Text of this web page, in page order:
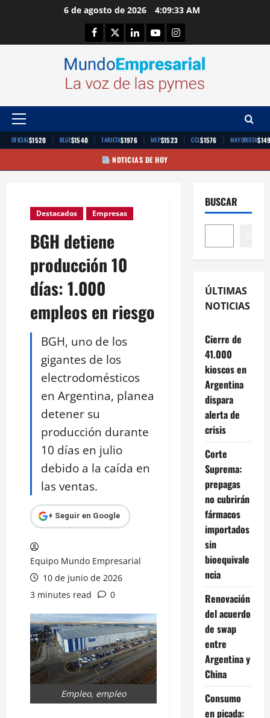
6 de agosto de 2026 4:09:33 AM
Facebook
TwitterLinkedinYoutubeInstagram
Menú
principal
OFICIAL$1520 | BLUE$1540 | TARJETA$1976 | MEP$1523 | CCL$1576 | MAYORISTA
NOTICIAS DE HOY
Destacados Empresas
BGH detiene
producción 10
días: 1.000
empleos en riesgo
BGH, uno de los
gigantes de los
electrodomésticos
en Argentina, planea
detener su
producción durante
10 días en julio
debido a la caída en
las ventas.
+ Seguir en Google
Equipo Mundo Empresarial
10 de junio de 2026
3 minutes read
0
Empleo, empleo
BUSCAR
ÚLTIMAS
NOTICIAS
Cierre de
41.000
kioscos en
Argentina
dispara
alerta de
crisis
Corte
Suprema:
prepagas
no cubrirán
fármacos
importados
sin
bioequivale
ncia
Renovación
del acuerdo
de swap
entre
Argentina y
China
Consumo
en picada: